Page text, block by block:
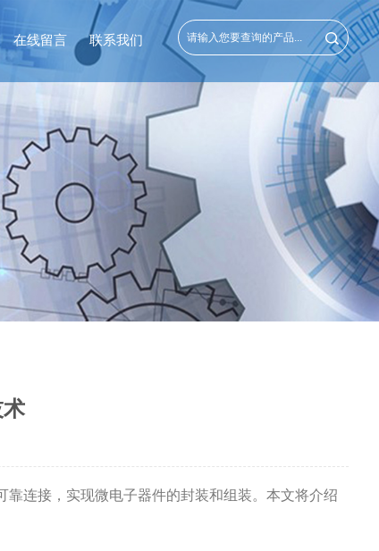
在线留言 联系我们
连接，实现微电子器件的封装和组装。本文将介绍